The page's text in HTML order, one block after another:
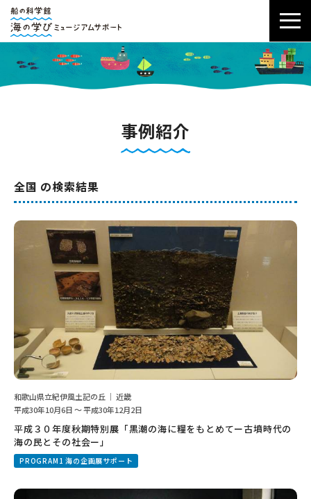
事例紹介
全国 の検索結果
和歌山県立紀伊風土記の丘 ｜ 近畿
平成30年10月6日 ～ 平成30年12月2日
平成３０年度秋期特別展「黒潮の海に糧をもとめてー古墳時代の
海の民とその社会ー」
PROGRAM1 海の企画展サポート